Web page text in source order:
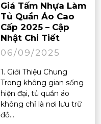
Giá Tấm Nhựa Làm
Tủ Quần Áo Cao
Cấp 2025 – Cập
Nhật Chi Tiết
06/09/2025
1. Giới Thiệu Chung
Trong không gian sống
hiện đại, tủ quần áo
không chỉ là nơi lưu trữ
đồ...